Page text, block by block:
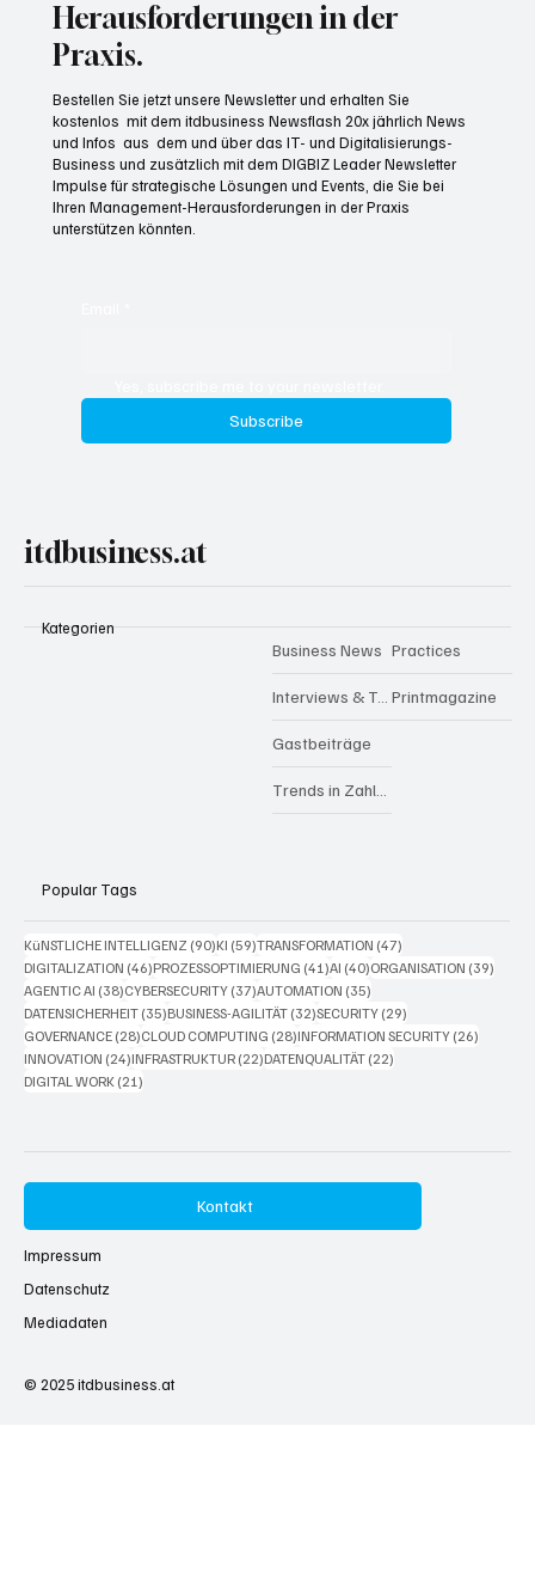
Herausforderungen in der
Praxis.
Subscribe
Bestellen Sie jetzt unsere Newsletter und erhalten Sie
kostenlos mit dem itdbusiness Newsflash 20x jährlich News
und Infos aus dem und über das IT- und Digitalisierungs-
Business und zusätzlich mit dem DIGBIZ Leader Newsletter
Impulse für strategische Lösungen und Events, die Sie bei
Ihren Management-Herausforderungen in der Praxis
unterstützen könnten.
itdbusiness.at
Kategorien
Business News
Interviews & Talks
Gastbeiträge
Practices
Printmagazine
Popular Tags
KüNSTLICHE INTELLIGENZ (90)90 Beiträge
KI (59)59 Beiträge
TRANSFORMATION (47)
DIGITALIZATION (46)46 Beiträge
PROZESSOPTIMIERUNG (41)41 Beiträge
AI (40)40 Beiträge
ORGANISATION (39)
AGENTIC AI (38)38 Beiträge
CYBERSECURITY (37)37 Beiträge
AUTOMATION (35)
DATENSICHERHEIT (35)35 Beiträge
BUSINESS-AGILITÄT (32)32 Beiträge
SECURITY (29)
GOVERNANCE (28)28 Beiträge
CLOUD COMPUTING (28)28 Beiträge
INFORMATION SECURITY (26)
INNOVATION (24)24 Beiträge
INFRASTRUKTUR (22)22 Beiträge
DATENQUALITÄT (22)
DIGITAL WORK (21)
Kontakt
Impressum
Datenschutz
Mediadaten
© 2025itdbusiness.at